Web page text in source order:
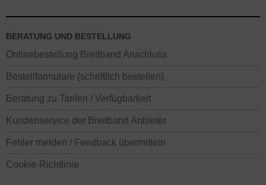
BERATUNG UND BESTELLUNG
Onlinebestellung Breitband Anschluss
Bestellformulare (schriftlich bestellen)
Beratung zu Tarifen / Verfügbarkeit
Kundenservice der Breitband Anbieter
Fehler melden / Feedback übermitteln
Cookie-Richtlinie